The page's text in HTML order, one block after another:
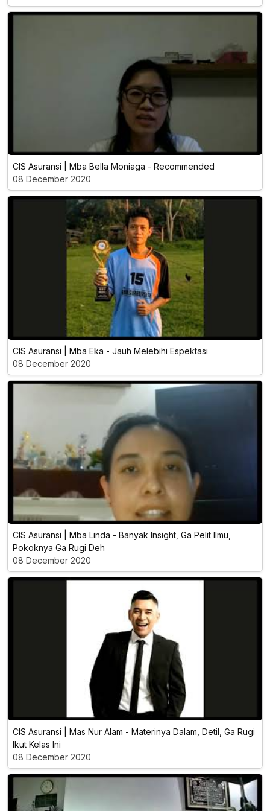
CIS Asuransi | Mba Bella Moniaga - Recommended
08 December 2020
CIS Asuransi | Mba Eka - Jauh Melebihi Espektasi
08 December 2020
CIS Asuransi | Mba Linda - Banyak Insight, Ga Pelit Ilmu,
Pokoknya Ga Rugi Deh
08 December 2020
CIS Asuransi | Mas Nur Alam - Materinya Dalam, Detil, Ga Rugi
Ikut Kelas Ini
08 December 2020